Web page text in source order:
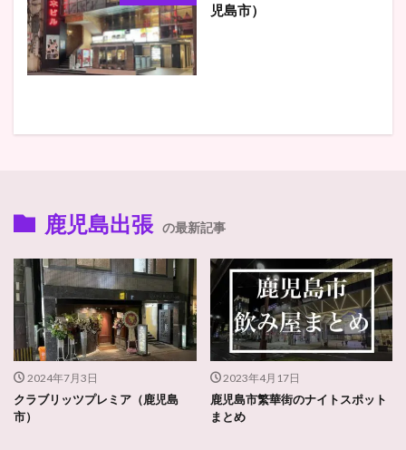
児島市）
鹿児島出張 の最新記事
2024年7月3日
クラブリッツプレミア（鹿児島
市）
2023年4月17日
鹿児島市繁華街のナイトスポット
まとめ